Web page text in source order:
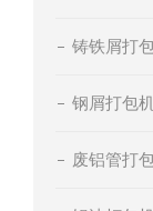
铸铁屑打
钢屑打包
废铝管打